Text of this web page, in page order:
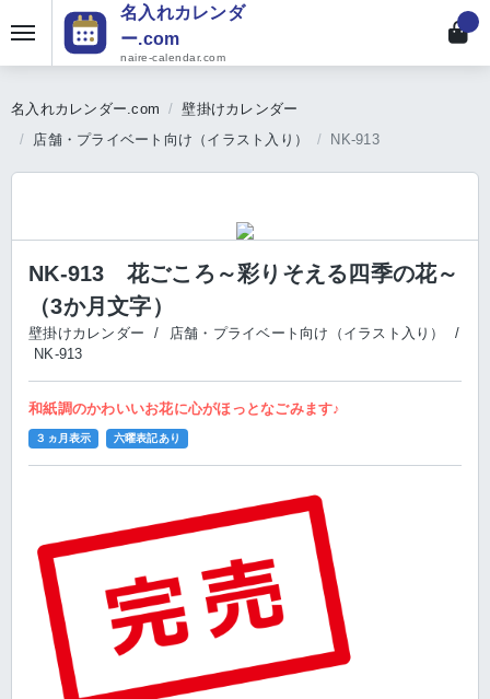
名入れカレンダ
ー.com
naire-calendar.com
名入れカレンダー.com
壁掛けカレンダー
店舗・プライベート向け（イラスト入り）
NK-913
NK-913 花ごころ～彩りそえる四季の花～
（3か月文字）
壁掛けカレンダー / 店舗・プライベート向け（イラスト入り）
/
NK-913
和紙調のかわいいお花に心がほっとなごみます♪
３ヵ月表示 六曜表記あり